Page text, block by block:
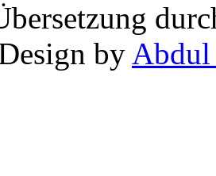
by Abdul